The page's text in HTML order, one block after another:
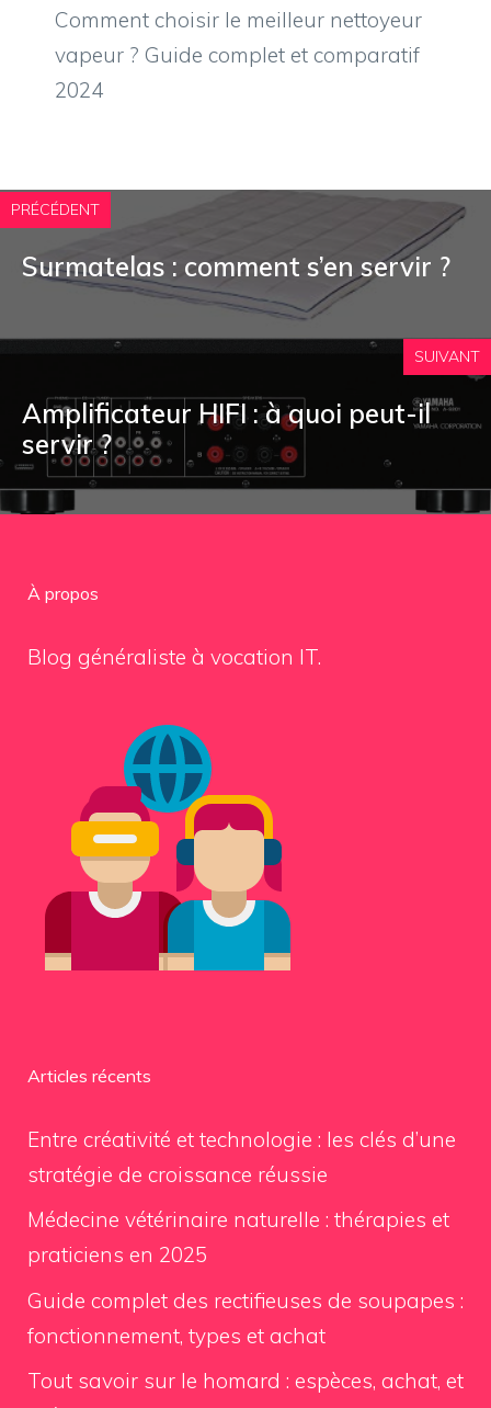
Comment choisir le meilleur nettoyeur
vapeur ? Guide complet et comparatif
2024
PRÉCÉDENT
Surmatelas : comment s’en servir ?
SUIVANT
Amplificateur HIFI : à quoi peut-il
servir ?
À propos
Blog généraliste à vocation IT.
Articles récents
Entre créativité et technologie : les clés d’une
stratégie de croissance réussie
Médecine vétérinaire naturelle : thérapies et
praticiens en 2025
Guide complet des rectifieuses de soupapes :
fonctionnement, types et achat
Tout savoir sur le homard : espèces, achat, et